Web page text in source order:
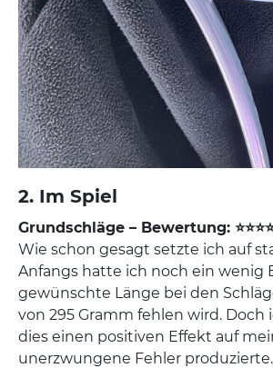
2. Im Spiel
Grundschläge – Bewertung:
Wie schon gesagt setzte ich auf
Anfangs hatte ich noch ein wenig
gewünschte Länge bei den
von 295 Gramm fehlen wird.
dies einen positiven Effekt auf
unerzwungene Fehler